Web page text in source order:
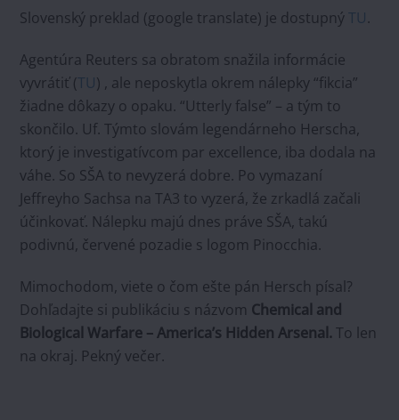
Slovenský preklad (google translate) je dostupnýTU.
Agentúra Reuters sa obratom snažila informácie
vyvrátiť (TU) , ale neposkytla okrem nálepky “fikcia”
žiadne dôkazy o opaku. “Utterly false” – a tým to
skončilo. Uf. Týmto slovám legendárneho Herscha,
ktorý je investigatívcom par excellence, iba dodala na
váhe. So SŠA to nevyzerá dobre. Po vymazaní
Jeffreyho Sachsa na TA3 to vyzerá, že zrkadlá začali
účinkovať. Nálepku majú dnes práve SŠA, takú
podivnú, červené pozadie s logom Pinocchia.
Mimochodom, viete o čom ešte pán Hersch písal?
Dohľadajte si publikáciu s názvom Chemical and
Biological Warfare – America’s Hidden Arsenal.To len
na okraj. Pekný večer.